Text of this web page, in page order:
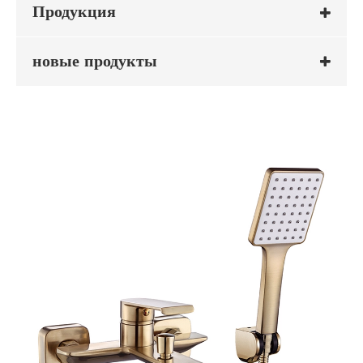
Продукция
новые продукты